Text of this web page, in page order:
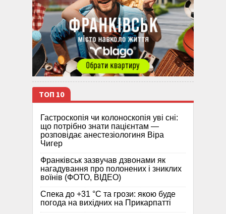
ТОП 10
Гастроскопія чи колоноскопія уві сні:
що потрібно знати пацієнтам —
розповідає анестезіологиня Віра
Чигер
Франківськ зазвучав дзвонами як
нагадування про полонених і зниклих
воїнів (ФОТО, ВІДЕО)
Спека до +31 °C та грози: якою буде
погода на вихідних на Прикарпатті